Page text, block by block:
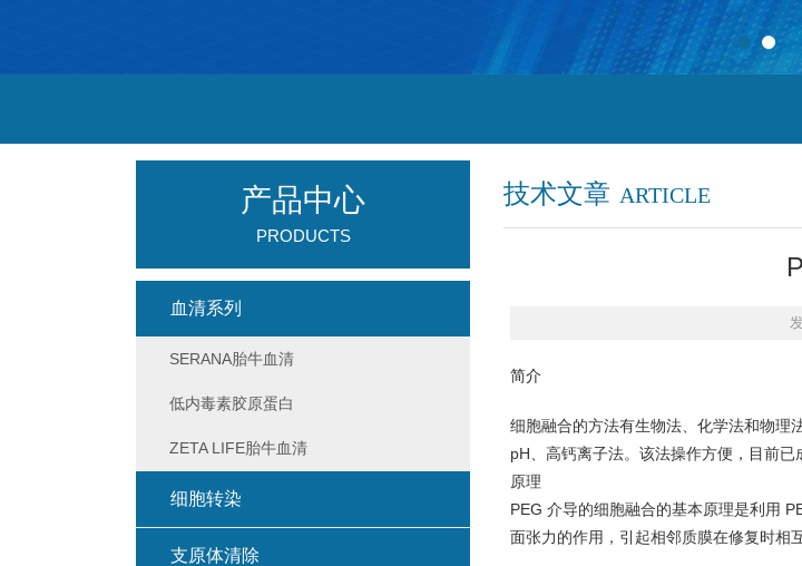
技术文章 ARTICLE
简介
细胞融合的方法有生物法、化学法和物理
pH、高钙离子法。该法操作方便，目前已
原理
PEG 介导的细胞融合的基本原理是利用
面张力的作用，引起相邻质膜在修复时相
产品中心
PRODUCTS
血清系列
SERANA胎牛血清
低内毒素胶原蛋白
ZETA LIFE胎牛血清
细胞转染
支原体清除